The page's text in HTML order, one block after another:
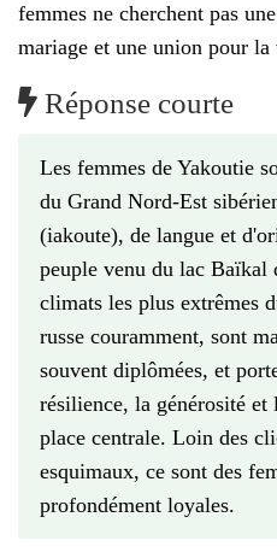
femmes ne cherchent pas
mariage et une union pour la
Réponse courte
Les femmes de Yakoutie
du Grand Nord-Est
(iakoute), de langue et
peuple venu du lac Baïkal
climats les plus extrêmes
russe couramment, sont
souvent diplômées, et
résilience, la générosité
place centrale. Loin des
esquimaux, ce sont des
profondément loyales.